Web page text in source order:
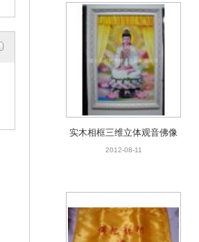
实木相框三维立体观音佛像
厂价批发 地藏王菩萨佛像 阿
2012-08-11